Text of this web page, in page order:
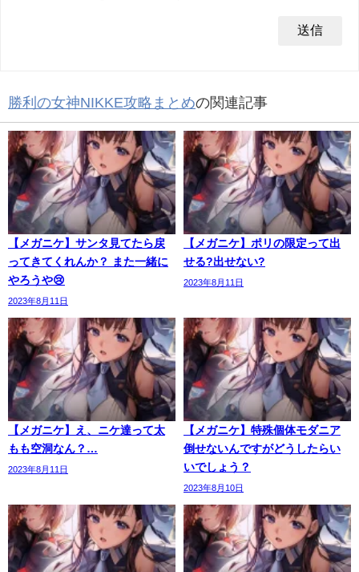
勝利の女神NIKKE攻略まとめの関連記事
【メガニケ】サンタ見てたら戻
ってきてくれんか？ また一緒に
やろうや😢
2023年8月11日
【メガニケ】ポリの限定って出
せる?出せない?
2023年8月11日
【メガニケ】え、ニケ達って太
もも空洞なん？…
2023年8月11日
【メガニケ】特殊個体モダニア
倒せないんですがどうしたらい
いでしょう？
2023年8月10日